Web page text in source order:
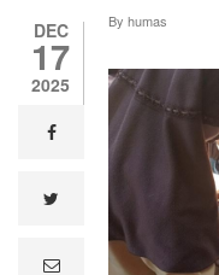
DEC
17
2025
facebook
e
By humas